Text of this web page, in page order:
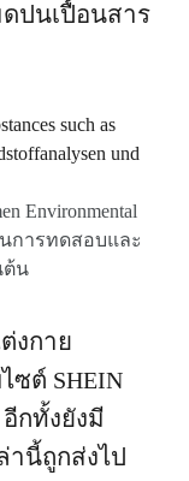
ปนเปื้อนสาร
Environmental
ในการทดสอบและ
ต้น
งกาย
ต์ SHEIN
กทั้งยังมี
นี้ถูกส่งไป